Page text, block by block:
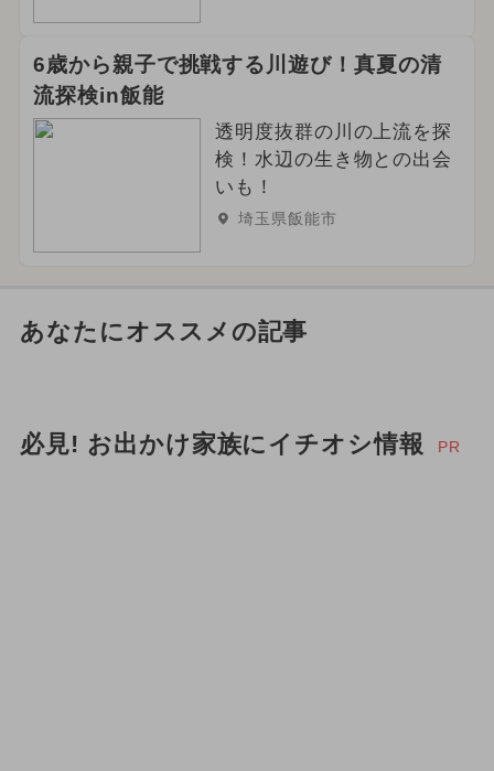
6歳から親子で挑戦する川遊び！真夏の清
流探検in飯能
透明度抜群の川の上流を探
検！水辺の生き物との出会
いも！
埼玉県飯能市
あなたにオススメの記事
必見! お出かけ家族にイチオシ情報 PR